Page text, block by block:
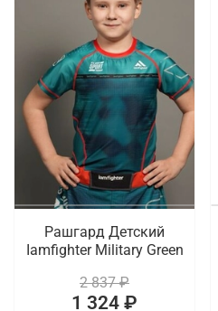
Рашгард Детский
Iamfighter Military Green
2 837 ₽
1 324 ₽